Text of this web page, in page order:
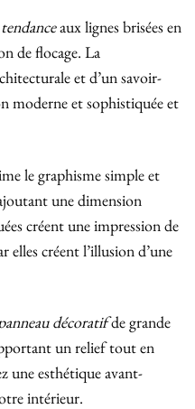
aux lignes brisées en
de flocage. La
et d’un savoir-
moderne et sophistiquée et
le graphisme simple et
une dimension
créent une impression de
elles créent l’illusion d’une
décoratifde grande
un relief tout en
une esthétique avant-
intérieur.